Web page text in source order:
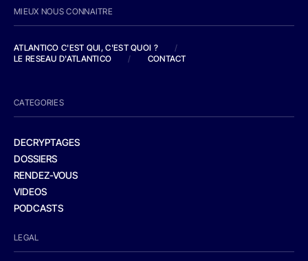
MIEUX NOUS CONNAITRE
ATLANTICO C'EST QUI, C'EST QUOI ?
/
LE RESEAU D'ATLANTICO
/ CONTACT
CATEGORIES
DECRYPTAGES
DOSSIERS
RENDEZ-VOUS
VIDEOS
PODCASTS
LEGAL